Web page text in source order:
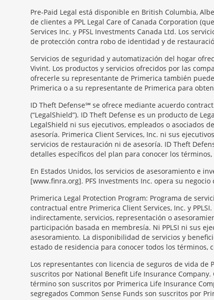
Pre-Paid Legal está disponible en British Columbia,
de clientes a PPL Legal Care of Canada Corporation
Services Inc. y PFSL Investments Canada Ltd. Los
de protección contra robo de identidad y de
Servicios de seguridad y automatización del hogar
Vivint. Los productos y servicios ofrecidos por las
ofrecerle su representante de Primerica también
Primerica o a su representante de Primerica para
ID Theft Defense℠ se ofrece mediante acuerdo
(“LegalShield”). ID Theft Defense es un producto de
LegalShield ni sus ejecutivos, empleados o asociados
asesoría. Primerica Client Services, Inc. ni sus
servicios de restauración ni de asesoría. ID Theft
detalles específicos del plan para conocer los
En Estados Unidos, los servicios de asesoramiento e
[www.finra.org]. PFS Investments Inc. opera su
Primerica Legal Protection Program: Programa de
contractual entre Primerica Client Services, Inc. y
indirectamente, servicios, representación o
participación basada en membresía. Ni PPLSI ni sus
asesoramiento. La disponibilidad de servicios y
estado de residencia para conocer todos los términos,
Morgage
Disclosures
Section
Los representantes con licencia de seguros de vida
suscritos por National Benefit Life Insurance Company.
término son suscritos por Primerica Life Insurance
segregados Common Sense Funds son suscritos por